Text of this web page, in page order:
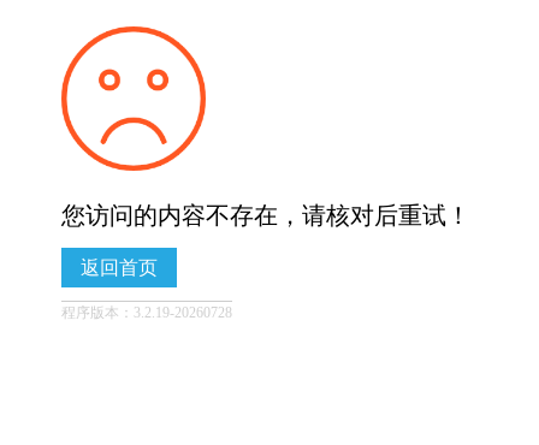
您访问的内容不存在，请核对后重试！
返回首页
程序版本：3.2.19-20260728